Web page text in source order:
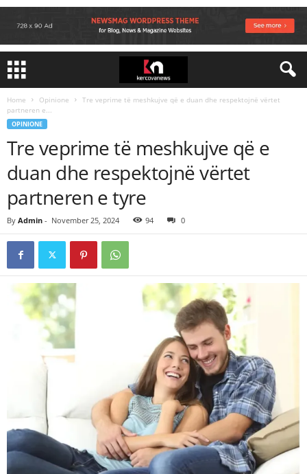
Home Opinione
Tre veprime të meshkujve që e duan dhe respektojnë vërtet
partneren e...
OPINIONE
Tre veprime të meshkujve që e
duan dhe respektojnë vërtet
partneren e tyre
By Admin - November 25, 2024 94 0